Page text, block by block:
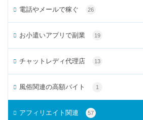
電話やメールで稼ぐ 26
お小遣いアプリで副業 19
チャットレディ代理店 13
風俗関連の高額バイト 1
アフィリエイト関連 57